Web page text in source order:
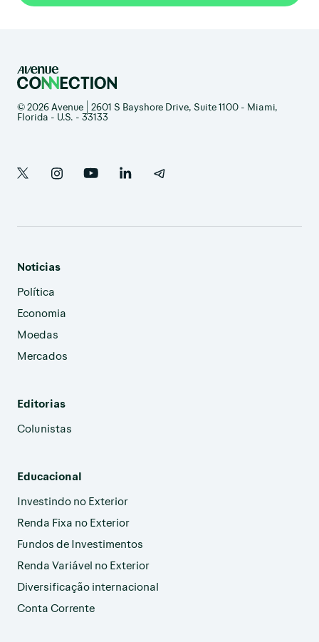
© 2026 Avenue | 2601 S Bayshore Drive, Suite 1100 - Miami,
Florida - U.S. - 33133
Noticias
Política
Economia
Moedas
Mercados
Editorias
Colunistas
Educacional
Investindo no Exterior
Renda Fixa no Exterior
Fundos de Investimentos
Renda Variável no Exterior
Diversificação internacional
Conta Corrente